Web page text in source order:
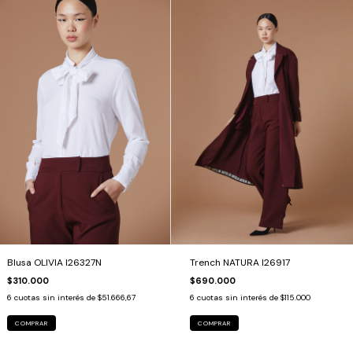
Blusa OLIVIA I26327N
$310.000
6 cuotas sin interés de $51.666,67
COMPRAR
Trench NATURA I26917
$690.000
6 cuotas sin interés de $115.000
COMPRAR